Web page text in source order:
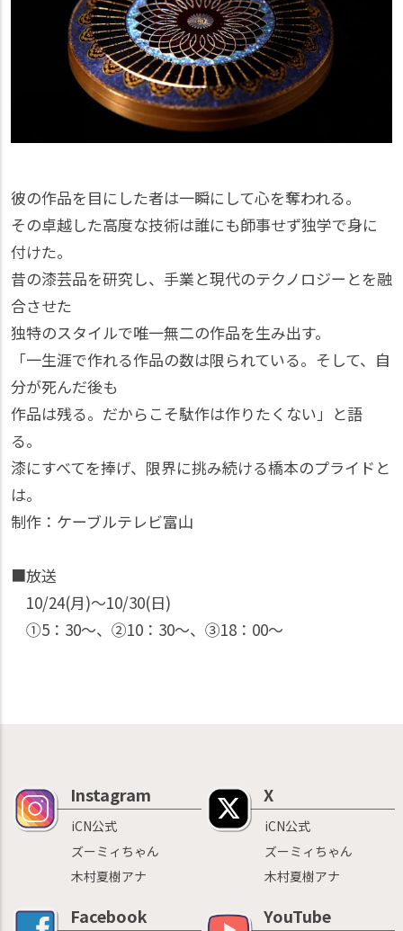
彼の作品を目にした者は一瞬にして心を奪われる。
その卓越した高度な技術は誰にも師事せず独学で身に
付けた。
昔の漆芸品を研究し、手業と現代のテクノロジーとを融
合させた
独特のスタイルで唯一無二の作品を生み出す。
「一生涯で作れる作品の数は限られている。そして、自
分が死んだ後も
作品は残る。だからこそ駄作は作りたくない」と語
る。
漆にすべてを捧げ、限界に挑み続ける橋本のプライドと
は。
制作：ケーブルテレビ富山
■放送
10/24(月)〜10/30(日)
①5：30〜、②10：30〜、③18：00〜
Instagram
iCN公式
ズーミィちゃん
木村夏樹アナ
X
iCN公式
ズーミィちゃん
木村夏樹アナ
Facebook YouTube